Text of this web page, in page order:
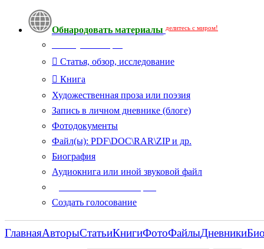
Обнародовать материалы делитесь с миром!
Статья, обзор, исследование
Книга
Художественная проза или поэзия
Запись в личном дневнике (блоге)
Фотодокументы
Файл(ы): PDF\DOC\RAR\ZIP и др.
Биография
Аудиокнига или иной звуковой файл
Создать голосование
ГлавнаяАвторыСтатьиКнигиФотоФайлыДневники